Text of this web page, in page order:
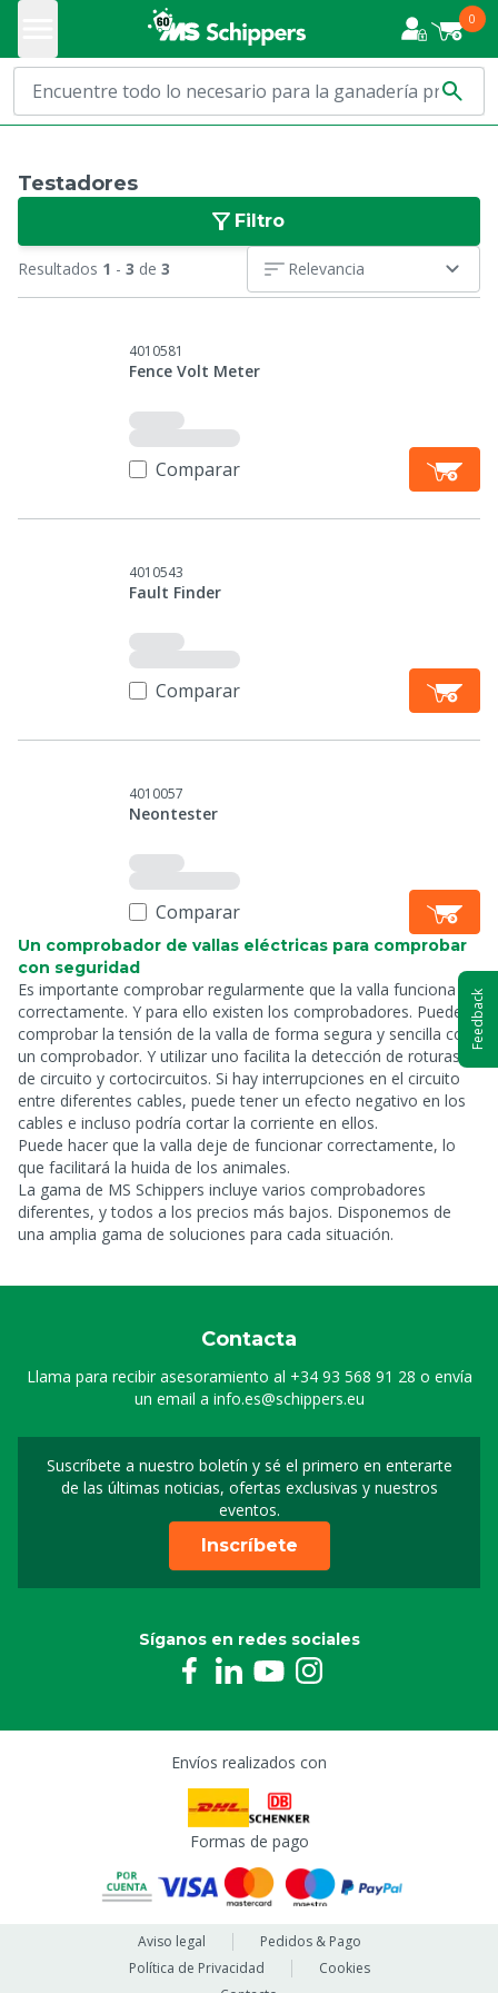
0
Testadores
Filtro
Resultados 1 - 3 de 3 Relevancia
4010581
Fence Volt Meter
Comparar
4010543
Fault Finder
Comparar
4010057
Neontester
Comparar
Un comprobador de vallas eléctricas para comprobar
con seguridad
Es importante comprobar regularmente que la valla funciona
correctamente. Y para ello existen los comprobadores. Puede
comprobar la tensión de la valla de forma segura y sencilla con
un comprobador. Y utilizar uno facilita la detección de roturas
de circuito y cortocircuitos. Si hay interrupciones en el circuito
entre diferentes cables, puede tener un efecto negativo en los
cables e incluso podría cortar la corriente en ellos.
Puede hacer que la valla deje de funcionar correctamente, lo
que facilitará la huida de los animales.
La gama de MS Schippers incluye varios comprobadores
diferentes, y todos a los precios más bajos. Disponemos de
una amplia gama de soluciones para cada situación.
Contacta
Llama para recibir asesoramiento al +34 93 568 91 28 o envía
un email a info.es@schippers.eu
Suscríbete a nuestro boletín y sé el primero en enterarte
de las últimas noticias, ofertas exclusivas y nuestros
eventos.
Suscripción a nuestro
Inscríbete
Síganos en redes sociales
Envíos realizados con
Formas de pago
Aviso legal
Pedidos & Pago
Política de Privacidad
Cookies
Feedback